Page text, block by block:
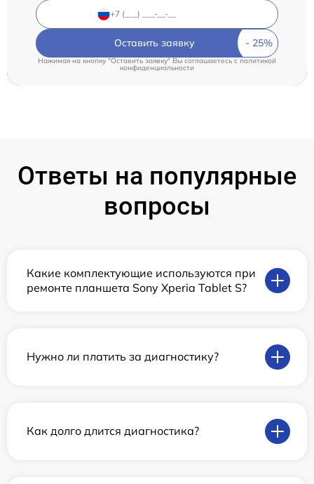
Оставить заявку
Нажимая на кнопку "Оставить заявку" Вы соглашаетесь cполитикой
конфиденциальности
Ответы на популярные
вопросы
Какие комплектующие используются при
ремонте планшета Sony Xperia Tablet S?
Нужно ли платить за диагностику?
Как долго длится диагностика?